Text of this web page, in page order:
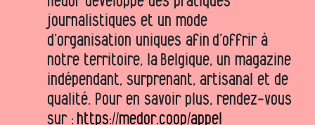
journalistiques et un mode
d’organisation uniques afin d’offrir à
notre territoire, la Belgique, un magazine
indépendant, surprenant, artisanal et de
qualité. Pour en savoir plus, rendez-vous
sur : https://medor.coop/appel